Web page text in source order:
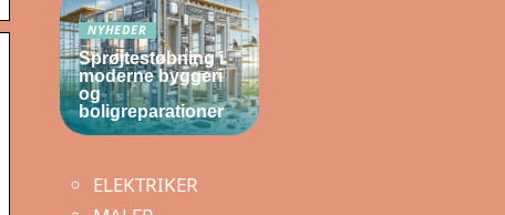
NYHEDER
Sprøjtestøbning i
moderne byggeri
og
boligreparationer
ELEKTRIKER